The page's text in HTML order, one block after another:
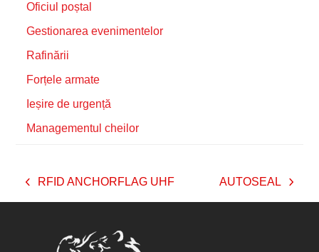
Oficiul poștal
Gestionarea evenimentelor
Rafinării
Forțele armate
Ieșire de urgență
Managementul cheilor
previous
RFID ANCHORFLAG UHF
next
AUTOSEAL